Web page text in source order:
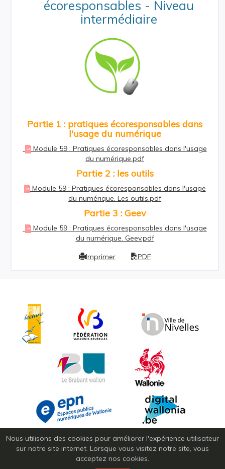
écoresponsables - Niveau
intermédiaire
Partie 1 : pratiques écoresponsables dans
l'usage du numérique
Module 59 : Pratiques écoresponsables dans l'usage
du numérique.pdf
Partie 2 : les outils
Module 59 : Pratiques écoresponsables dans l'usage
du numérique. Les outils.pdf
Partie 3 : Geev
Module 59 : Pratiques écoresponsables dans l'usage
du numérique. Geev.pdf
Imprimer PDF
Nous utilisons des cookies pour améliorer l'expérience utilisateur
sur notre site internet. Lorsque vous visitez notre site, vous
acceptez nos cookies.